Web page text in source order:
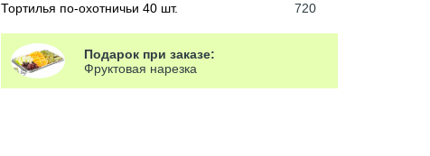
Тортилья по-охотничьи 40 шт. 720
Подарок при заказе:
Фруктовая нарезка